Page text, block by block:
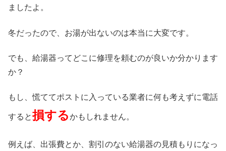
ましたよ。
冬だったので、お湯が出ないのは本当に大変です。
でも、給湯器ってどこに修理を頼むのが良いか分かります
か？
もし、慌ててポストに入っている業者に何も考えずに電話
すると損するかもしれません。
例えば、出張費とか、割引のない給湯器の見積もりになっ